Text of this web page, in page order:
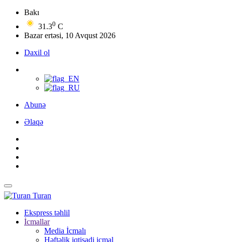
Bakı
31.30 C
Bazar ertəsi, 10 Avqust 2026
Daxil ol
Abunə
Əlaqə
Turan
Ekspress təhlil
İcmallar
Media İcmalı
Həftəlik iqtisadi icmal